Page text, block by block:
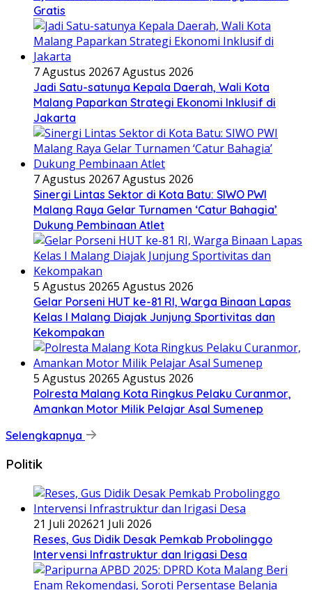
Gratis
7 Agustus 20267 Agustus 2026
Jadi Satu-satunya Kepala Daerah, Wali Kota
Malang Paparkan Strategi Ekonomi Inklusif di
Jakarta
7 Agustus 20267 Agustus 2026
Sinergi Lintas Sektor di Kota Batu: SIWO PWI
Malang Raya Gelar Turnamen ‘Catur Bahagia’
Dukung Pembinaan Atlet
5 Agustus 20265 Agustus 2026
Gelar Porseni HUT ke-81 RI, Warga Binaan Lapas
Kelas I Malang Diajak Junjung Sportivitas dan
Kekompakan
5 Agustus 20265 Agustus 2026
Polresta Malang Kota Ringkus Pelaku Curanmor,
Amankan Motor Milik Pelajar Asal Sumenep
Selengkapnya
Politik
21 Juli 202621 Juli 2026
Reses, Gus Didik Desak Pemkab Probolinggo
Intervensi Infrastruktur dan Irigasi Desa